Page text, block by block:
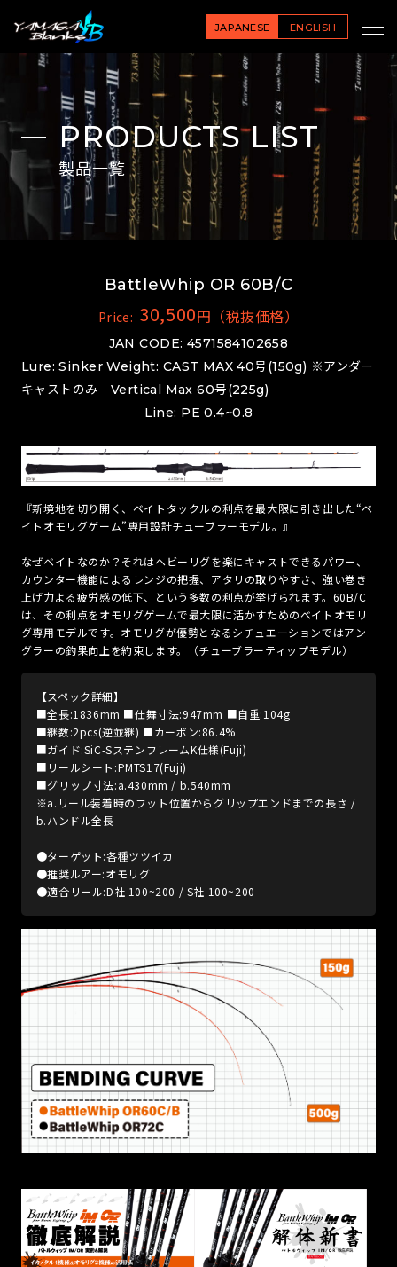
JAPANESE ENGLISH
PRODUCTS LIST
製品一覧
BattleWhip OR 60B/C
Price: 30,500円（税抜価格）
JAN CODE: 4571584102658
Lure: Sinker Weight: CAST MAX 40号(150g) ※アンダー
キャストのみ Vertical Max 60号(225g)
Line: PE 0.4~0.8
『新境地を切り開く、ベイトタックルの利点を最大限に引き出した“ベ
イトオモリグゲーム”専用設計チューブラーモデル。』
なぜベイトなのか？それはヘビーリグを楽にキャストできるパワー、
カウンター機能によるレンジの把握、アタリの取りやすさ、強い巻き
上げ力よる疲労感の低下、という多数の利点が挙げられます。60B/C
は、その利点をオモリグゲームで最大限に活かすためのベイトオモリ
グ専用モデルです。オモリグが優勢となるシチュエーションではアン
グラーの釣果向上を約束します。（チューブラーティップモデル）
【スペック詳細】
■全長:1836mm ■仕舞寸法:947mm ■自重:104g
■継数:2pcs(逆並継) ■カーボン:86.4%
■ガイド:SiC-SステンフレームK仕様(Fuji)
■リールシート:PMTS17(Fuji)
■グリップ寸法:a.430mm / b.540mm
※a.リール装着時のフット位置からグリップエンドまでの長さ /
b.ハンドル全長
●ターゲット:各種ツツイカ
●推奨ルアー:オモリグ
●適合リール:D社 100~200 / S社 100~200